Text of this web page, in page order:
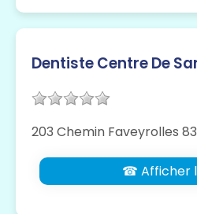
Dentiste Centre De
203 Chemin Faveyrolles
☎ Afficher